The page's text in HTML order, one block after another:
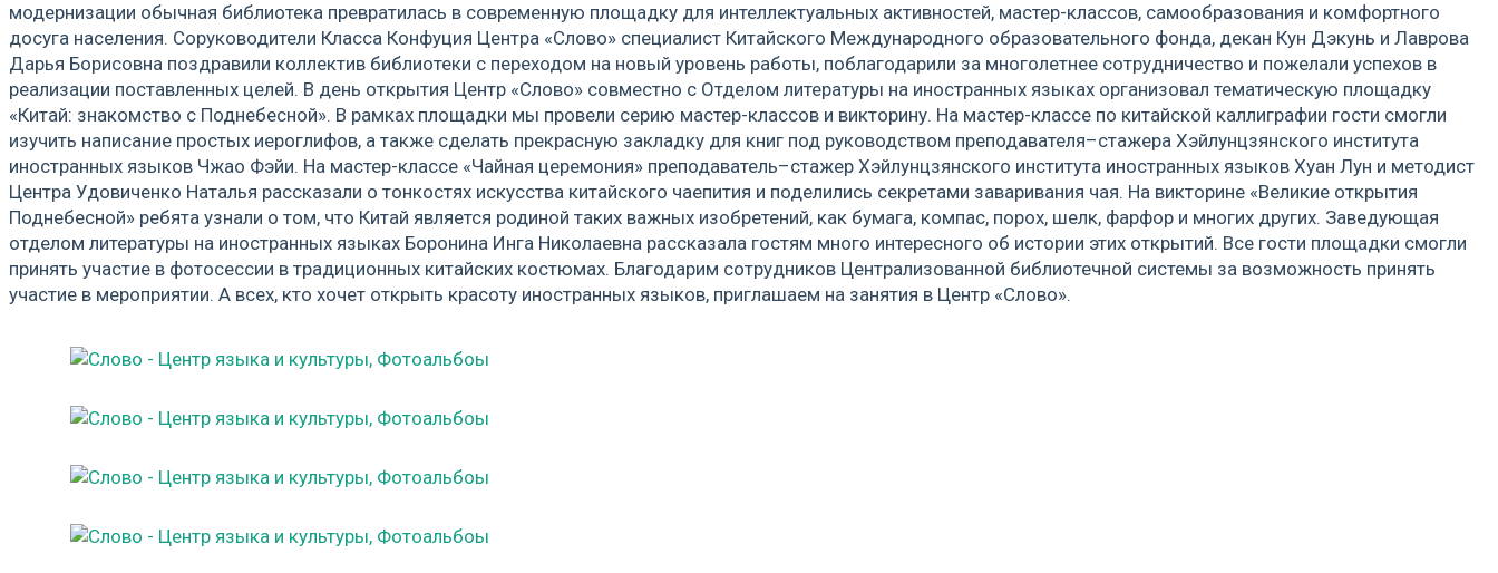
модернизации обычная библиотека превратилась в современную площадку для интеллектуальных активностей, мастер-классов, самообразования и комфортного
досуга населения. Соруководители Класса Конфуция Центра «Слово» специалист Китайского Международного образовательного фонда, декан Кун Дэкунь и Лаврова
Дарья Борисовна поздравили коллектив библиотеки с переходом на новый уровень работы, поблагодарили за многолетнее сотрудничество и пожелали успехов в
реализации поставленных целей. В день открытия Центр «Слово» совместно с Отделом литературы на иностранных языках организовал тематическую площадку
«Китай: знакомство с Поднебесной». В рамках площадки мы провели серию мастер-классов и викторину. На мастер-классе по китайской каллиграфии гости смогли
изучить написание простых иероглифов, а также сделать прекрасную закладку для книг под руководством преподавателя–стажера Хэйлунцзянского института
иностранных языков Чжао Фэйи. На мастер-классе «Чайная церемония» преподаватель–стажер Хэйлунцзянского института иностранных языков Хуан Лун и методист
Центра Удовиченко Наталья рассказали о тонкостях искусства китайского чаепития и поделились секретами заваривания чая. На викторине «Великие открытия
Поднебесной» ребята узнали о том, что Китай является родиной таких важных изобретений, как бумага, компас, порох, шелк, фарфор и многих других. Заведующая
отделом литературы на иностранных языках Боронина Инга Николаевна рассказала гостям много интересного об истории этих открытий. Все гости площадки смогли
принять участие в фотосессии в традиционных китайских костюмах. Благодарим сотрудников Централизованной библиотечной системы за возможность принять
участие в мероприятии. А всех, кто хочет открыть красоту иностранных языков, приглашаем на занятия в Центр «Слово».